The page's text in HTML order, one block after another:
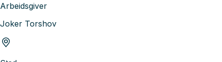
Arbeidsgiver
Joker Torshov